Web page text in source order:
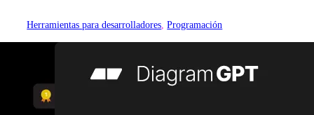
Herramientas para desarrolladores, Programación